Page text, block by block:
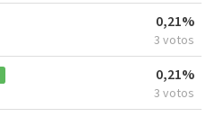
0,21%
3 votos
0,21%
3 votos